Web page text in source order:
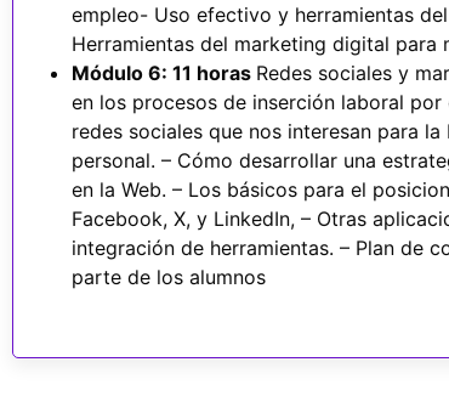
empleo- Uso efectivo y herramientas
Herramientas del marketing digital para
Módulo 6: 11 horas Redes sociales y
en los procesos de inserción laboral
redes sociales que nos interesan para
personal. – Cómo desarrollar una
en la Web. – Los básicos para el
Facebook, X, y LinkedIn, – Otras
integración de herramientas. – Plan de
parte de los alumnos